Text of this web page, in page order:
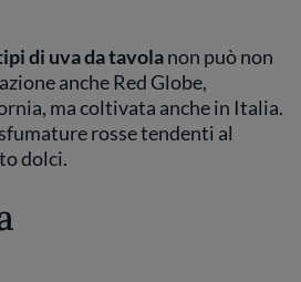
di uva da tavolanon può non
anche Red Globe,
ma coltivata anche in Italia.
rosse tendenti al
dolci.